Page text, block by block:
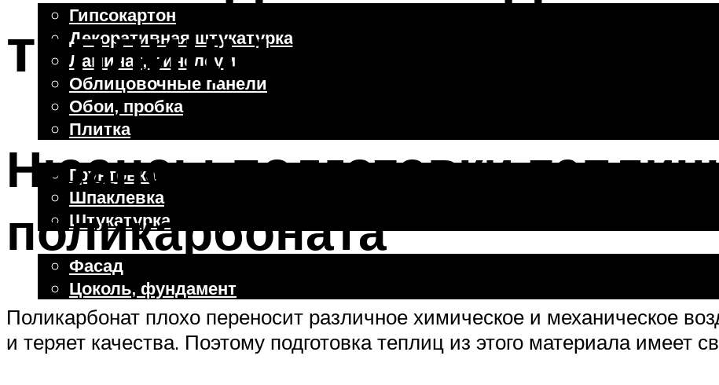
Гипсокартон
Декоративная штукатурка
Ламинат, линолеум
Облицовочные панели
Обои, пробка
Плитка
Отделочные работы
Грунтовка
Шпаклевка
Штукатурка
Внешняя отделка
Фасад
Цоколь, фундамент
Меню
теплицы к новому
Нюансы подготовки
поликарбоната
Поликарбонат плохо переносит различное химическое и механическое
и теряет качества. Поэтому подготовка теплиц из этого материала имеет